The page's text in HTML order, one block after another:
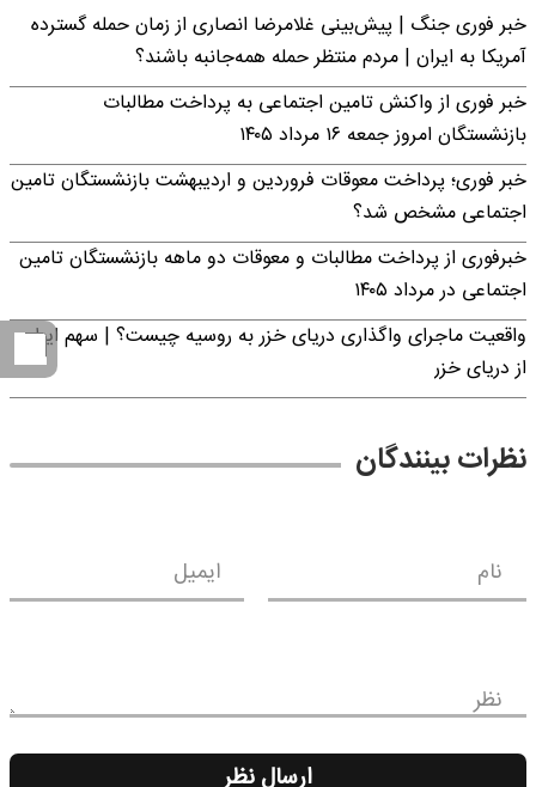
خبر فوری جنگ | پیش‌بینی غلامرضا انصاری از زمان حمله گسترده
آمریکا به ایران | مردم منتظر حمله همه‌جانبه باشند؟
خبر فوری از واکنش تامین اجتماعی به پرداخت مطالبات
بازنشستگان امروز جمعه ۱۶ مرداد ۱۴۰۵
خبر فوری؛ پرداخت معوقات فروردین و اردیبهشت بازنشستگان تامین
اجتماعی مشخص شد؟
خبرفوری از پرداخت مطالبات و معوقات دو ماهه بازنشستگان تامین
اجتماعی در مرداد ۱۴۰۵
واقعیت ماجرای واگذاری دریای خزر به روسیه چیست؟ | سهم ایران
از دریای خزر
نظرات بینندگان
نام ایمیل
نظر
ارسال نظر